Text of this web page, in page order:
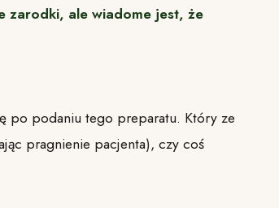
zarodki, ale wiadome jest, że
po podaniu tego preparatu. Który ze
pragnienie pacjenta), czy coś